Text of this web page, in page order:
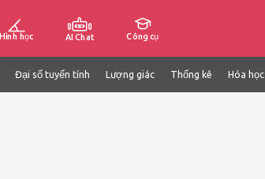
Hình học AI Chat Công cụ
Đại số tuyến tính Lượng giác Thống kê Hóa học